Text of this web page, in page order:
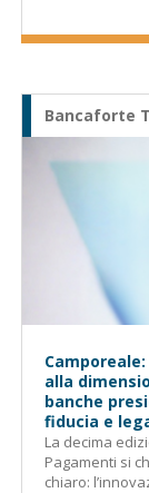
Bancaforte
alla
banche
fiducia e
La decima
Pagamenti si
chiaro: